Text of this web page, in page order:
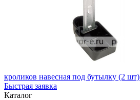
кроликов навесная под бутылку (2 шт)
Быстрая заявка
Каталог